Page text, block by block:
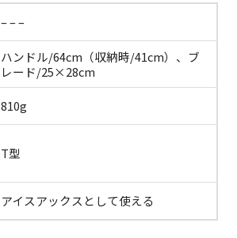
– – –
ハンドル/64cm（収納時/41cm）、ブ
レード/25×28cm
810g
T型
アイスアックスとして使える